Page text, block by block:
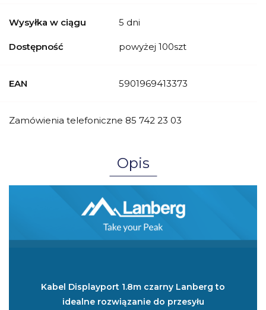
Wysyłka w ciągu 5 dni
Dostępność powyżej 100szt
EAN 5901969413373
Zamówienia telefoniczne 85 742 23 03
Opis
Kabel Displayport 1.8m czarny Lanberg to
idealne rozwiązanie do przesyłu